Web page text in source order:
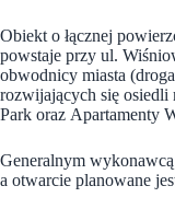
Obiekt o łącznej
powstaje przy ul.
obwodnicy miasta
rozwijających się
Park oraz Apartamenty
Generalnym
a otwarcie planowane